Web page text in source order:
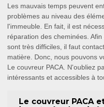
Les mauvais temps peuvent
problèmes au niveau des
l'immeuble. En fait, il est
réparation des cheminées.
sont très difficiles, il faut
matière. Donc, nous pouvons
Le couvreur PACA. N'oubliez
intéressants et accessibles à
Le couvreur PACA